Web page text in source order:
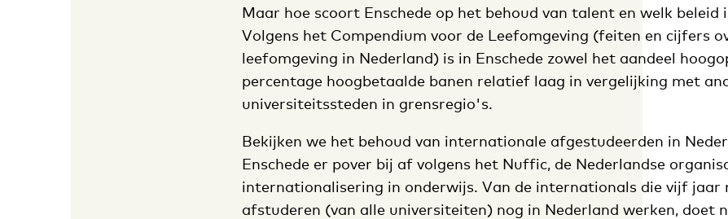
Maar hoe scoort Enschede op het behoud van talent en welk beleid
Volgens het Compendium voor de Leefomgeving (feiten en cijfers
leefomgeving in Nederland) is in Enschede zowel het aandeel
percentage hoogbetaalde banen relatief laag in vergelijking met
universiteitssteden in grensregio's.
Bekijken we het behoud van internationale afgestudeerden in
Enschede er pover bij af volgens het Nuffic, de Nederlandse
internationalisering in onderwijs. Van de internationals die vijf jaar
afstuderen (van alle universiteiten) nog in Nederland werken, doet